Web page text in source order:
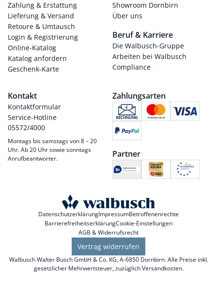
Zahlung & Erstattung
Lieferung & Versand
Retoure & Umtausch
Login & Registrierung
Online-Katalog
Katalog anfordern
Geschenk-Karte
Showroom Dornbirn
Über uns
Beruf & Karriere
Die Walbusch-Gruppe
Arbeiten bei Walbusch
Compliance
Kontakt
Kontaktformular
Service-Hotline
05572/4000
Montags bis samstags von 8 – 20
Uhr. Ab 20 Uhr sowie sonntags
Anrufbeantworter.
Zahlungsarten
Partner
DatenschutzerklärungImpressumBetroffenenrechte
BarrierefreiheitserklärungCookie-Einstellungen
AGB & Widerrufsrecht
Vertrag widerrufen
Walbusch Walter Busch GmbH & Co. KG, A-6850 Dornbirn. Alle Preise inkl.
gesetzlicher Mehrwertsteuer, zuzüglichVersandkosten.